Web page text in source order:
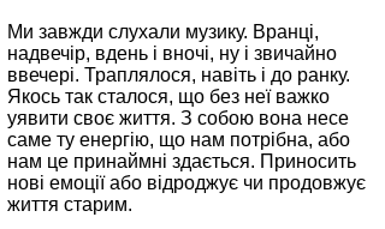
Ми завжди слухали музику. Вранці,
надвечір, вдень і вночі, ну і звичайно
ввечері. Траплялося, навіть і до ранку.
Якось так сталося, що без неї важко
уявити своє життя. З собою вона несе
саме ту енергію, що нам потрібна, або
нам це принаймні здається. Приносить
нові емоції або відроджує чи продовжує
життя старим.